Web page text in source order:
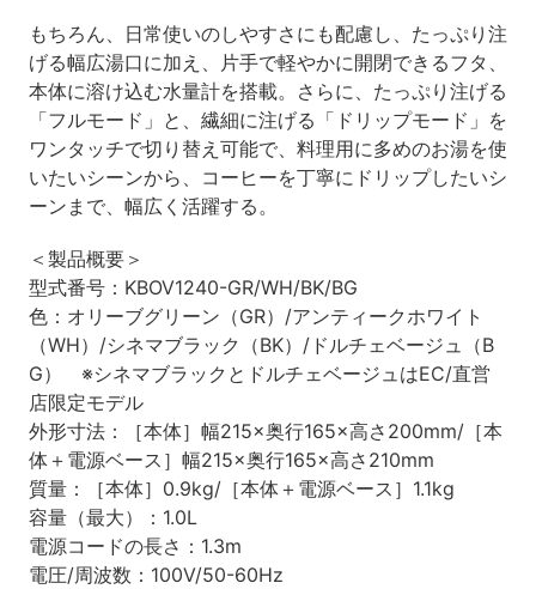
もちろん、日常使いのしやすさにも配慮し、たっぷり注
げる幅広湯口に加え、片手で軽やかに開閉できるフタ、
本体に溶け込む水量計を搭載。さらに、たっぷり注げる
「フルモード」と、繊細に注げる「ドリップモード」を
ワンタッチで切り替え可能で、料理用に多めのお湯を使
いたいシーンから、コーヒーを丁寧にドリップしたいシ
ーンまで、幅広く活躍する。
＜製品概要＞
型式番号：KBOV1240-GR/WH/BK/BG
色：オリーブグリーン（GR）/アンティークホワイト
（WH）/シネマブラック（BK）/ドルチェベージュ（B
G） ※シネマブラックとドルチェベージュはEC/直営
店限定モデル
外形寸法：［本体］幅215×奥行165×高さ200mm/［本
体＋電源ベース］幅215×奥行165×高さ210mm
質量：［本体］0.9kg/［本体＋電源ベース］1.1kg
容量（最大）：1.0L
電源コードの長さ：1.3m
電圧/周波数：100V/50-60Hz